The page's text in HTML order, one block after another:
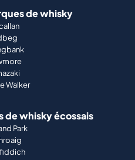
de whisky
Walker
de whisky écossais
Park